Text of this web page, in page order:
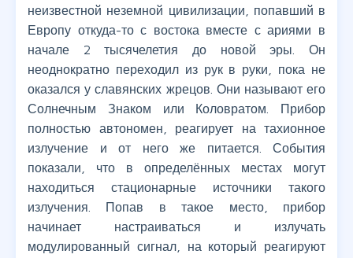
неизвестной неземной цивилизации, попавший в
Европу откуда-то с востока вместе с ариями в
начале 2 тысячелетия до новой эры. Он
неоднократно переходил из рук в руки, пока не
оказался у славянских жрецов. Они называют его
Солнечным Знаком или Коловратом. Прибор
полностью автономен, реагирует на тахионное
излучение и от него же питается. События
показали, что в определённых местах могут
находиться стационарные источники такого
излучения. Попав в такое место, прибор
начинает настраиваться и излучать
модулированный сигнал, на который реагируют